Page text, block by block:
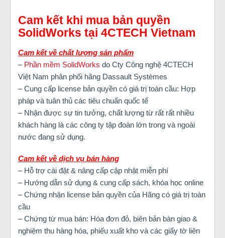
Cam kết khi mua bản quyền
SolidWorks tại 4CTECH Vietnam
Cam kết về chất lượng sản phẩm
– Phần mềm SolidWorks do Cty Công nghệ 4CTECH
Việt Nam phân phối hãng Dassault Systèmes
– Cung cấp license bản quyền có giá trị toàn cầu: Hợp
pháp và tuân thủ các tiêu chuẩn quốc tế
– Nhận được sự tin tưởng, chất lượng từ rất rất nhiều
khách hàng là các công ty tập đoàn lớn trong và ngoài
nước đang sử dụng.
Cam kết về dịch vụ bán hàng
– Hỗ trợ cài đặt & nâng cấp cập nhật miễn phí
– Hướng dẫn sử dụng & cung cấp sách, khóa học online
– Chứng nhận license bản quyền của Hãng có giá trị toàn
cầu
– Chứng từ mua bán: Hóa đơn đỏ, biên bản bàn giao &
nghiệm thu hàng hóa, phiếu xuất kho và các giấy tờ liên